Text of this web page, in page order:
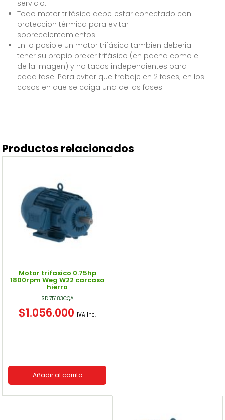
servicio.
Todo motor trifásico debe estar conectado con
proteccion térmica para evitar
sobrecalentamientos.
En lo posible un motor trifásico tambien deberia
tener su propio breker trifásico (en pacha como el
de la imagen) y no tacos independientes para
cada fase. Para evitar que trabaje en 2 fases; en los
casos en que se caiga una de las fases.
Productos relacionados
Motor trifasico 0.75hp
1800rpm Weg W22 carcasa
hierro
SD.75183CQA
$1.056.000 IVA Inc.
Añadir al carrito